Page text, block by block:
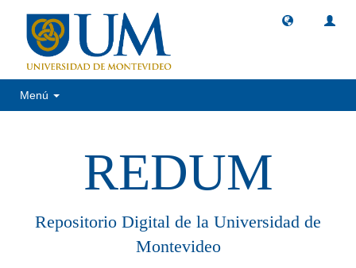
Menú
REDUM
Repositorio Digital de la Universidad de
Montevideo